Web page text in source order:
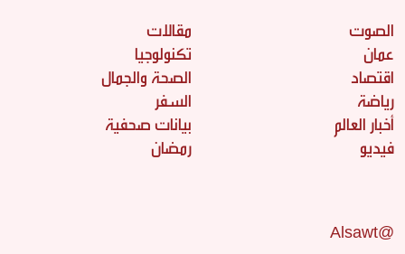
الصوت
عمان
اقتصاد
رياضة
أخبار العالم
فيديو
مقالات
تكنولوجيا
الصحة والجمال
السفر
بيانات صحفية
رمضان
@Alsawt